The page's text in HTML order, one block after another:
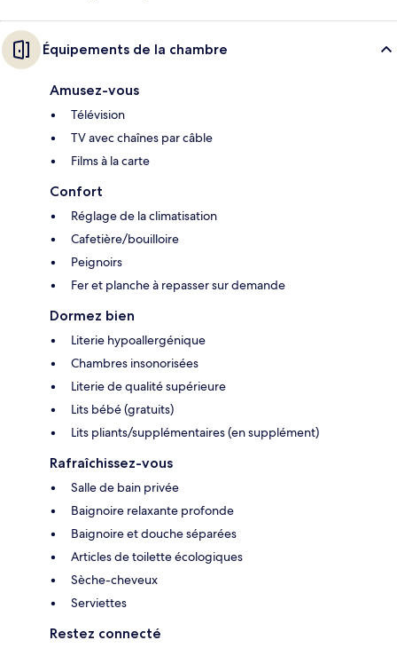
Équipements de la chambre
Amusez-vous
Télévision
TV avec chaînes par câble
Films à la carte
Confort
Réglage de la climatisation
Cafetière/bouilloire
Peignoirs
Fer et planche à repasser sur demande
Dormez bien
Literie hypoallergénique
Chambres insonorisées
Literie de qualité supérieure
Lits bébé (gratuits)
Lits pliants/supplémentaires (en supplément)
Rafraîchissez-vous
Salle de bain privée
Baignoire relaxante profonde
Baignoire et douche séparées
Articles de toilette écologiques
Sèche-cheveux
Serviettes
Restez connecté